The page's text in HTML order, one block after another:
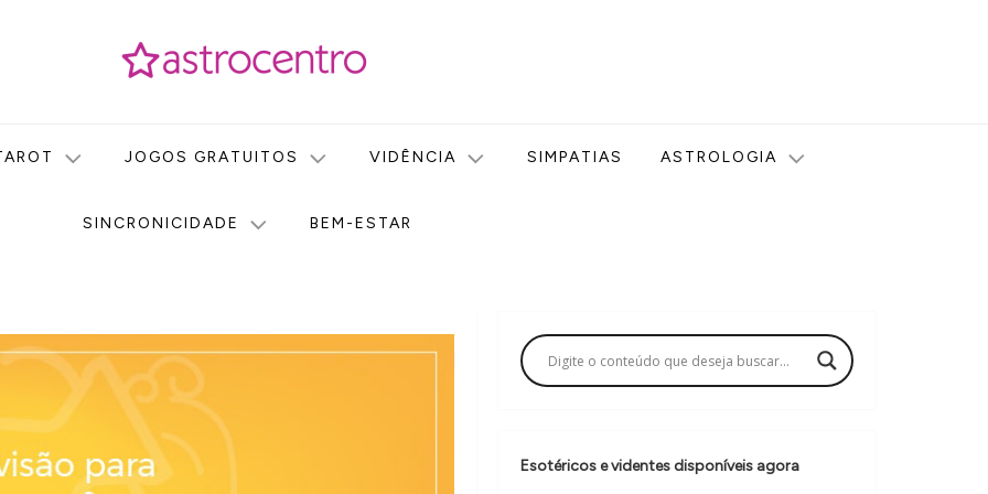
JOGOS GRATUITOS VIDÊNCIA SIMPATIAS ASTROLOGIA
SINCRONICIDADE BEM-ESTAR
Esotéricos e videntes disponíveis agora